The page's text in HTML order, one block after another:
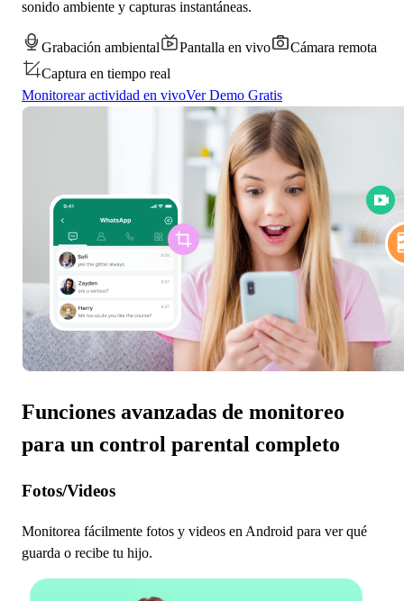
sonido ambiente y capturas instantáneas.
Grabación ambiental Pantalla en vivo
Cámara remota
Captura en tiempo real
Monitorear actividad en vivoVer Demo Gratis
Funciones avanzadas de monitoreo
para un control parental completo
Fotos/Videos
Monitorea fácilmente fotos y videos en Android para ver qué
guarda o recibe tu hijo.